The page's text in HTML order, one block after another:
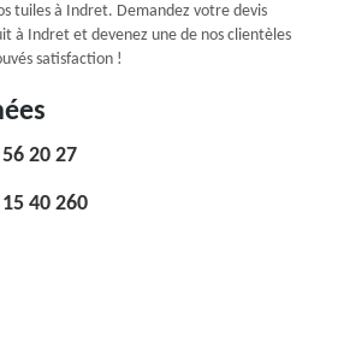
tuiles à Indret. Demandez votre devis
à Indret et devenez une de nos clientèles
satisfaction !
20 27
40 260